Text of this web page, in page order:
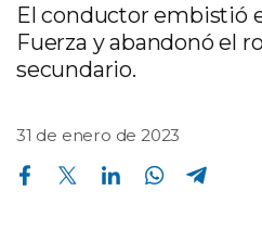
El conductor embistió
Fuerza y abandonó el
secundario.
31 de enero de 2023
Compartir en Facebook Compartir en Twitter Compartir en Linkedin Compartir en Whatsapp